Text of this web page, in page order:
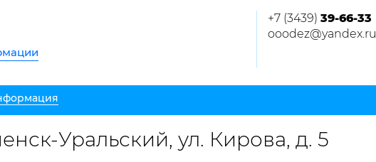
+7 (3439) 39-66-33
ooodez@yandex.ru
Уральский, ул. Кирова, д. 5